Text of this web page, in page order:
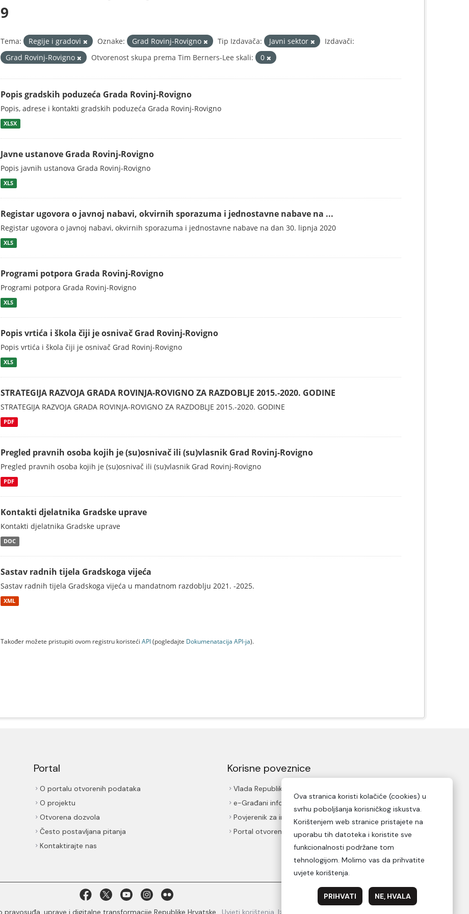
9
Tema: Regije i gradovi Oznake: Grad Rovinj-Rovigno Tip Izdavača: Javni sektor
Izdavači:
Grad Rovinj-Rovigno
Otvorenost skupa prema Tim Berners-Lee skali: 0
Popis gradskih poduzeća Grada Rovinj-Rovigno
Popis, adrese i kontakti gradskih poduzeća Grada Rovinj-Rovigno
XLSX
Javne ustanove Grada Rovinj-Rovigno
Popis javnih ustanova Grada Rovinj-Rovigno
XLS
Registar ugovora o javnoj nabavi, okvirnih sporazuma i jednostavne nabave na ...
Registar ugovora o javnoj nabavi, okvirnih sporazuma i jednostavne nabave na dan 30. lipnja 2020
XLS
Programi potpora Grada Rovinj-Rovigno
Programi potpora Grada Rovinj-Rovigno
XLS
Popis vrtića i škola čiji je osnivač Grad Rovinj-Rovigno
Popis vrtića i škola čiji je osnivač Grad Rovinj-Rovigno
XLS
STRATEGIJA RAZVOJA GRADA ROVINJA-ROVIGNO ZA RAZDOBLJE 2015.-2020. GODINE
STRATEGIJA RAZVOJA GRADA ROVINJA-ROVIGNO ZA RAZDOBLJE 2015.-2020. GODINE
PDF
Pregled pravnih osoba kojih je (su)osnivač ili (su)vlasnik Grad Rovinj-Rovigno
Pregled pravnih osoba kojih je (su)osnivač ili (su)vlasnik Grad Rovinj-Rovigno
PDF
Kontakti djelatnika Gradske uprave
Kontakti djelatnika Gradske uprave
DOC
Sastav radnih tijela Gradskoga vijeća
Sastav radnih tijela Gradskoga vijeća u mandatnom razdoblju 2021. -2025.
XML
Također možete pristupiti ovom registru koristeći API(pogledajte Dokumenаtаcijа API-jа).